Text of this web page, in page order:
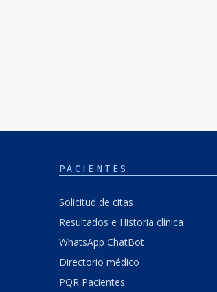
PACIENTES
Solicitud de citas
Resultados e Historia clínica
WhatsApp ChatBot
Directorio médico
PQR Pacientes